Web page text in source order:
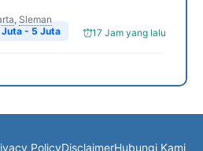
, Sleman
17 Jam yang lalu
Juta - 5 Juta
PolicyDisclaimerHubungi Kami